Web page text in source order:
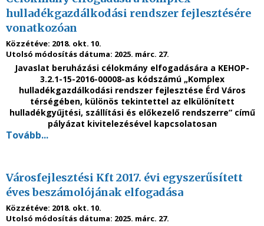
hulladékgazdálkodási rendszer fejlesztésére
vonatkozóan
Közzétéve: 2018. okt. 10.
Utolsó módosítás dátuma: 2025. márc. 27.
Javaslat beruházási célokmány elfogadására a KEHOP-
3.2.1-15-2016-00008-as kódszámú „Komplex
hulladékgazdálkodási rendszer fejlesztése Érd Város
térségében, különös tekintettel az elkülönített
hulladékgyűjtési, szállítási és előkezelő rendszerre” című
pályázat kivitelezésével kapcsolatosan
Tovább...
Városfejlesztési Kft 2017. évi egyszerűsített
éves beszámolójának elfogadása
Közzétéve: 2018. okt. 10.
Utolsó módosítás dátuma: 2025. márc. 27.